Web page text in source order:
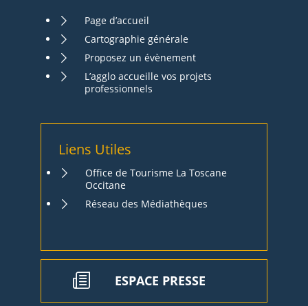
Page d’accueil
Cartographie générale
Proposez un évènement
L’agglo accueille vos projets
professionnels
Liens Utiles
Office de Tourisme La Toscane
Occitane
Réseau des Médiathèques
ESPACE PRESSE